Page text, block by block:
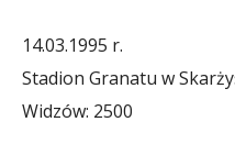
14.03.1995 r.
Stadion Granatu w
Widzów: 2500